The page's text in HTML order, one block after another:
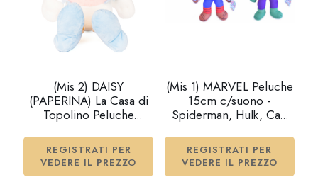
(Mis 2) DAISY
(PAPERINA) La Casa di
Topolino Peluche
REGISTRATI PER
VEDERE IL PREZZO
(Mis 1) MARVEL Peluche
15cm c/suono -
Spiderman, Hulk, Cap
x60
REGISTRATI PER
VEDERE IL PREZZO